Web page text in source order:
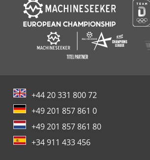
+44 20 331 800 72
+49 201 857 861 0
+49 201 857 861 80
+34 911 433 456